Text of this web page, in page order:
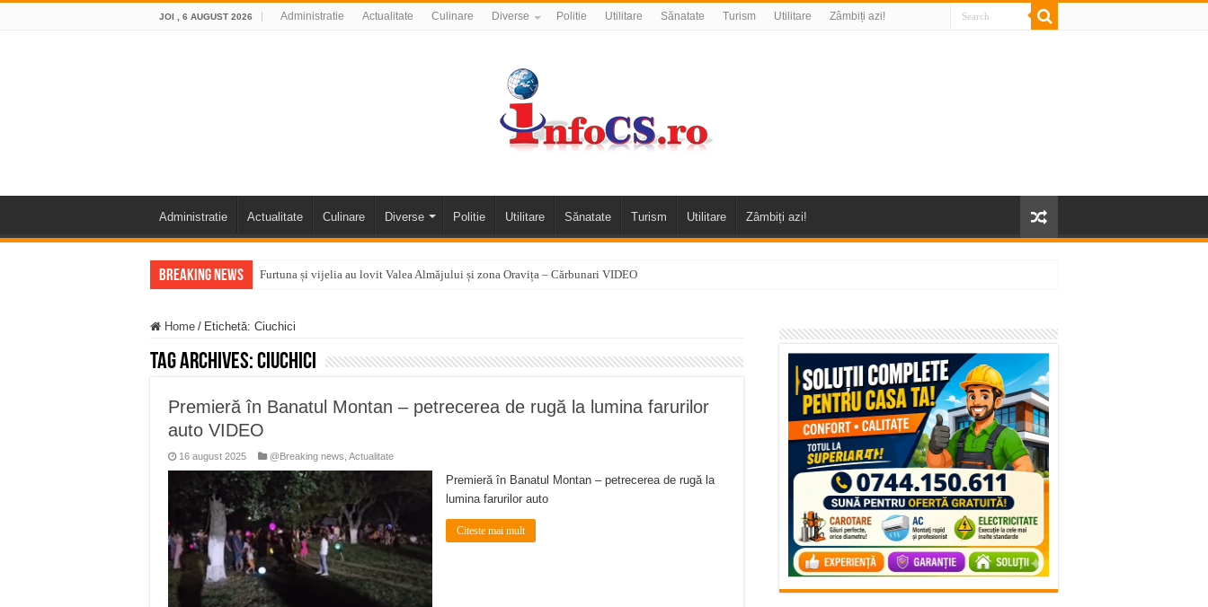
JOI , 6 AUGUST 2026 Administratie Actualitate Culinare Diverse Politie Utilitare Sănatate Turism Utilitare Zâmbiți azi!
Administratie Actualitate Culinare Diverse Politie Utilitare Sănatate Turism Utilitare Zâmbiți azi!
Breaking News Furtuna și vijelia au lovit Valea Almăjului și zona Oravița – Cărbunari VIDEO
ANUNŢ OPRIRE ANUNŢ OPRIRE APĂ în ORAVIȚA – 05.08.2026 – avarie
Anunț important – Închidere temporară Podul de Piatră din Herculane
Miresme de lavandă, mentă și flori de vară și râsete de copii la Carașova VIDEO
ANUNŢ OPRIRE APĂ în CARANSEBEȘ – 04.08.2026 – avarie – Calea Severinului
ANUNŢ OPRIRE APĂ în CARANSEBEȘ avarie
ANUNȚ OPRIRE APĂ în Reșița, cartier Țerova – avarie – 04.08.2026
Home / Etichetă: Ciuchici
Tag Archives:Ciuchici
Premieră în Banatul Montan – petrecerea de rugă la lumina farurilor
auto VIDEO
16 august 2025 @Breaking news Actualitate
Premieră în Banatul Montan – petrecerea de rugă la
lumina farurilor auto
Citeste mai mult